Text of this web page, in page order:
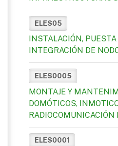
ELES05
INSTALACIÓN,
INTEGRACIÓN DE
ELES0005
MONTAJE Y
DOMÓTICOS,
RADIOCOMUNICACIÓN
ELES0001